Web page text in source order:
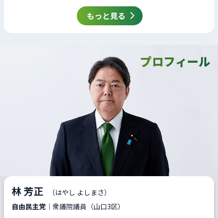
もっと見る
プロフィール
林 芳正
（はやし よしまさ）
自由民主党 ｜衆議院議員（山口3区）